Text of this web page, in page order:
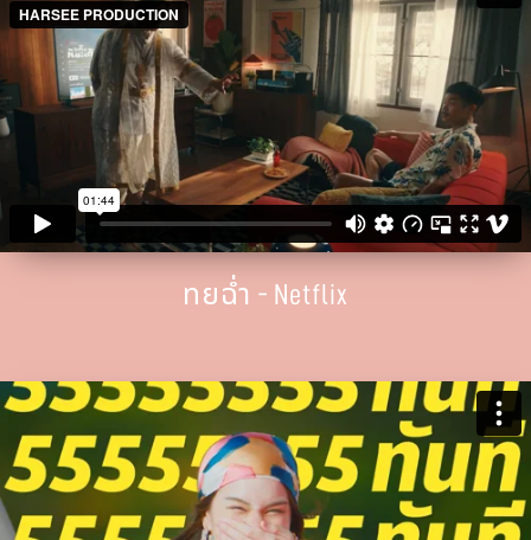
ทยฉ่ำ - Netflix